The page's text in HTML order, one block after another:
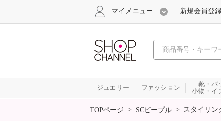
心おどる
マイメニュー 新規会員登録
ジュエリー ファッション
靴・バ
小物・イ
SALE
TOPページ > SCピープル > スタイリン